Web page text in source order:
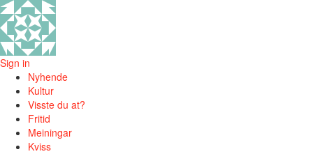
Sign in
Nyhende
Kultur
Visste du at?
Fritid
Meiningar
Kviss